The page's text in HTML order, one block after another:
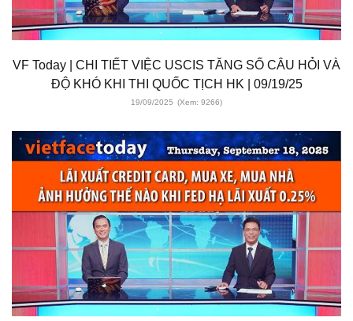
VF Today | CHI TIẾT VIỆC USCIS TĂNG SỐ CÂU HỎI VÀ
ĐỘ KHÓ KHI THI QUỐC TỊCH HK | 09/19/25
19/09/2025 (Xem: 9266)